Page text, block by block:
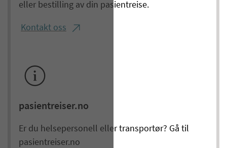
eller bestilling av din pasientreise.
Kontakt oss
pasientreiser.no
Er du helsepersonell eller transportør? Gå til
pasientreiser.no